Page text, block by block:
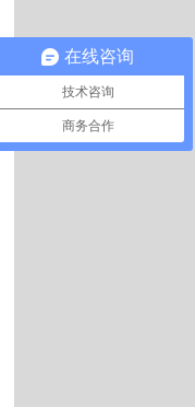
在线咨询
技术咨询
商务合作